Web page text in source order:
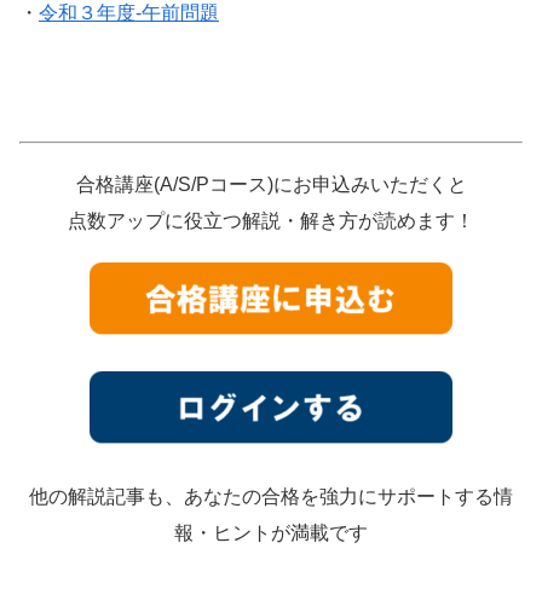
・ 令和３年度-午前問題
合格講座(A/S/Pコース)にお申込みいただくと
点数アップに役立つ解説・解き方が読めます！
他の解説記事も、あなたの合格を強力にサポートする情
報・ヒントが満載です